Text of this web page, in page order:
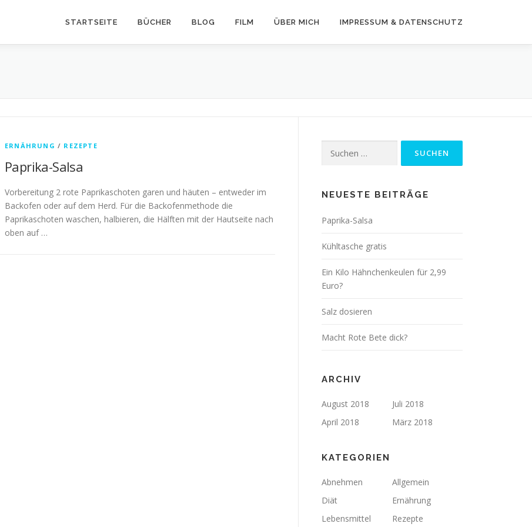
STARTSEITE BÜCHER BLOG FILM ÜBER MICH IMPRESSUM & DATENSCHUTZ
ERNÄHRUNG / REZEPTE
Paprika-Salsa
Vorbereitung 2 rote Paprikaschoten garen und häuten – entweder im
Backofen oder auf dem Herd. Für die Backofenmethode die
Paprikaschoten waschen, halbieren, die Hälften mit der Hautseite nach
oben auf …
nach:
NEUESTE BEITRÄGE
Paprika-Salsa
Kühltasche gratis
Ein Kilo Hähnchenkeulen für 2,99
Euro?
Salz dosieren
Macht Rote Bete dick?
ARCHIV
August 2018
Juli 2018
April 2018
März 2018
KATEGORIEN
Abnehmen
Allgemein
Diät
Ernährung
Lebensmittel
Rezepte